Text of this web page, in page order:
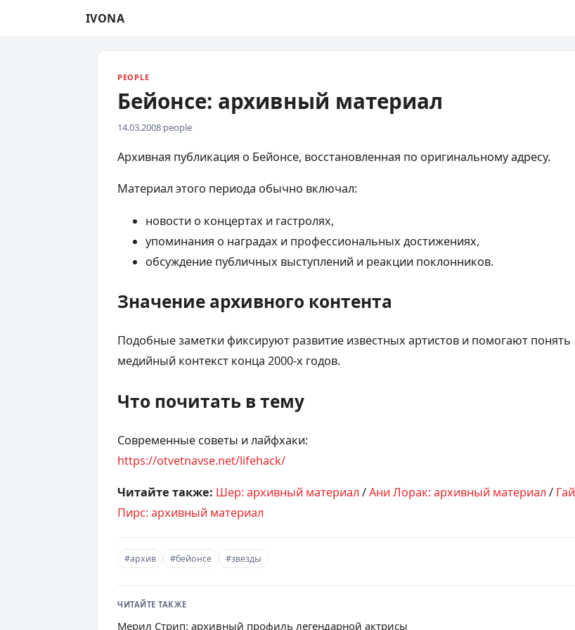
IVONA
PEOPLE
Бейонсе: архивный материал
14.03.2008·people
Архивная публикация о Бейонсе, восстановленная по оригинальному адресу.
Материал этого периода обычно включал:
новости о концертах и гастролях,
упоминания о наградах и профессиональных достижениях,
обсуждение публичных выступлений и реакции поклонников.
Значение архивного контента
Подобные заметки фиксируют развитие известных артистов и помогают понять
медийный контекст конца 2000-х годов.
Что почитать в тему
Современные советы и лайфхаки:
https://otvetnavse.net/lifehack/
Читайте также: Шер: архивный материал /Ани Лорак: архивный материал / Гай
Пирс: архивный материал
#архив #бейонсе #звезды
ЧИТАЙТЕ ТАКЖЕ
Мерил Стрип: архивный профиль легендарной актрисы